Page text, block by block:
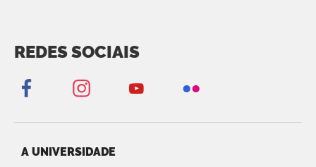
REDES SOCIAIS
A UNIVERSIDADE